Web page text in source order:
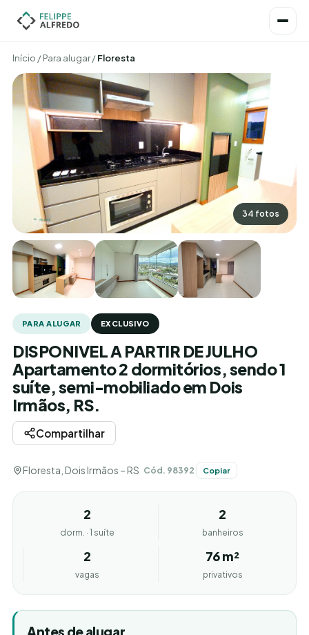
Início /Para alugar/Floresta
34 fotos
PARA ALUGAR EXCLUSIVO
DISPONIVEL A PARTIR DE JULHO
Apartamento 2 dormitórios, sendo 1
suíte, semi-mobiliado em Dois
Irmãos, RS.
Compartilhar
Floresta, Dois Irmãos – RS Cód. 98392 Copiar
2
dorm. · 1 suíte
2
banheiros
2
vagas
76 m²
privativos
Antes de alugar